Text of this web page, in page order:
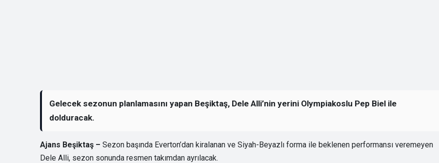
Gelecek sezonun planlamasını yapan Beşiktaş, Dele Alli’nin yerini Olympiakoslu Pep Biel ile
dolduracak.
Ajans Beşiktaş – Sezon başında Everton’dan kiralanan ve Siyah-Beyazlı forma ile beklenen performansı veremeyen
Dele Alli, sezon sonunda resmen takımdan ayrılacak.